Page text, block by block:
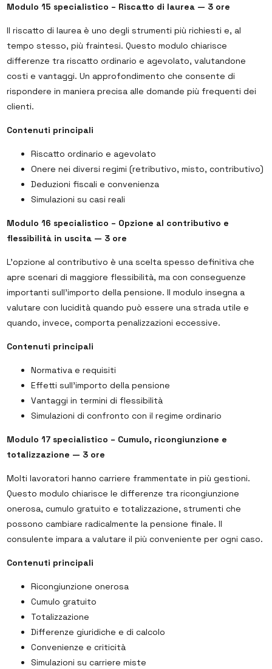
Modulo 15 specialistico – Riscatto di laurea — 3 ore
Il riscatto di laurea è uno degli strumenti più richiesti e, al
tempo stesso, più fraintesi. Questo modulo chiarisce
differenze tra riscatto ordinario e agevolato, valutandone
costi e vantaggi. Un approfondimento che consente di
rispondere in maniera precisa alle domande più frequenti dei
clienti.
Contenuti principali
Riscatto ordinario e agevolato
Onere nei diversi regimi (retributivo, misto, contributivo)
Deduzioni fiscali e convenienza
Simulazioni su casi reali
Modulo 16 specialistico – Opzione al contributivo e
flessibilità in uscita — 3 ore
L’opzione al contributivo è una scelta spesso definitiva che
apre scenari di maggiore flessibilità, ma con conseguenze
importanti sull’importo della pensione. Il modulo insegna a
valutare con lucidità quando può essere una strada utile e
quando, invece, comporta penalizzazioni eccessive.
Contenuti principali
Normativa e requisiti
Effetti sull’importo della pensione
Vantaggi in termini di flessibilità
Simulazioni di confronto con il regime ordinario
Modulo 17 specialistico – Cumulo, ricongiunzione e
totalizzazione — 3 ore
Molti lavoratori hanno carriere frammentate in più gestioni.
Questo modulo chiarisce le differenze tra ricongiunzione
onerosa, cumulo gratuito e totalizzazione, strumenti che
possono cambiare radicalmente la pensione finale. Il
consulente impara a valutare il più conveniente per ogni caso.
Contenuti principali
Ricongiunzione onerosa
Cumulo gratuito
Totalizzazione
Differenze giuridiche e di calcolo
Convenienze e criticità
Simulazioni su carriere miste